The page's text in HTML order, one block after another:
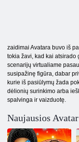
zaidimai Avatara buvo iš
tokia žavi, kad kai atsirado
scenarijų virtualiame
susipažinę figūra, dabar
kurie iš pasiūlymų žada
dėlionių surinkimo arba
spalvinga ir vaizduotę.
Naujausios